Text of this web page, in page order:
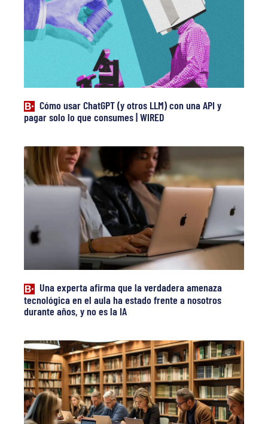
Cómo usar ChatGPT (y otros LLM) con una API y
pagar solo lo que consumes | WIRED
Una experta afirma que la verdadera amenaza
tecnológica en el aula ha estado frente a nosotros
durante años, y no es la IA